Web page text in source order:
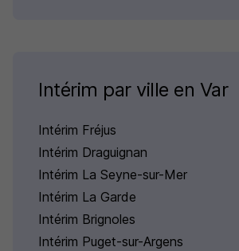
Intérim par ville en Var
Intérim Fréjus
Intérim Draguignan
Intérim La Seyne-sur-Mer
Intérim La Garde
Intérim Brignoles
Intérim Puget-sur-Argens